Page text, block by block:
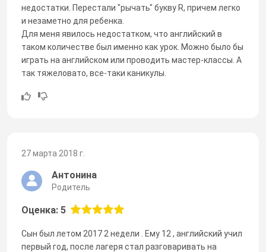
недостатки. Перестали "рычать" букву R, причем легко
и незаметно для ребенка.
Для меня явилось недостатком, что английский в
таком количестве был именно как урок. Можно было бы
играть на английском или проводить мастер-классы. А
так тяжеловато, все-таки каникулы.
27 марта 2018 г.
Антонина
Родитель
Оценка: 5
Сын был летом 2017 2 недели . Ему 12 , английский учил
первый год, после лагеря стал разговаривать на